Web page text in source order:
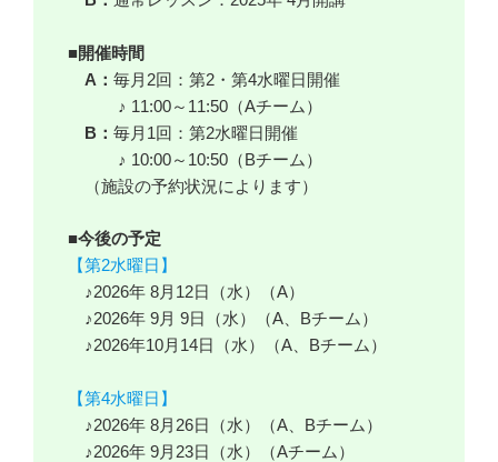
■開催時間
A：毎月2回：第2・第4水曜日開催
♪ 11:00～11:50（Aチーム）
B：毎月1回：第2水曜日開催
♪ 10:00～10:50（Bチーム）
（施設の予約状況によります）
■今後の予定
【第2水曜日】
♪2026年 8月12日（水）（A）
♪2026年 9月 9日（水）（A、Bチーム）
♪2026年10月14日（水）（A、Bチーム）
【第4水曜日】
♪2026年 8月26日（水）（A、Bチーム）
♪2026年 9月23日（水）（Aチーム）